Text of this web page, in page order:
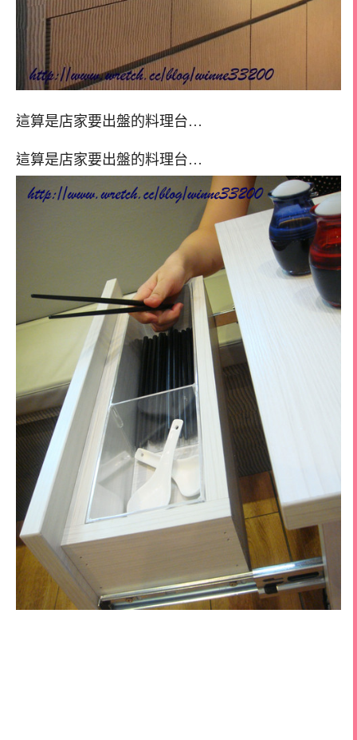
這算是店家要出盤的料理台…
這算是店家要出盤的料理台…